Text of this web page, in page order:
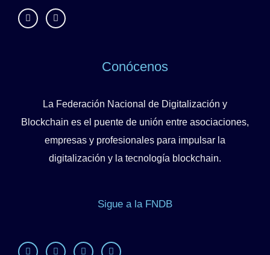
Conócenos
La Federación Nacional de Digitalización y
Blockchain es el puente de unión entre asociaciones,
empresas y profesionales para impulsar la
digitalización y la tecnología blockchain.
Sigue a la FNDB